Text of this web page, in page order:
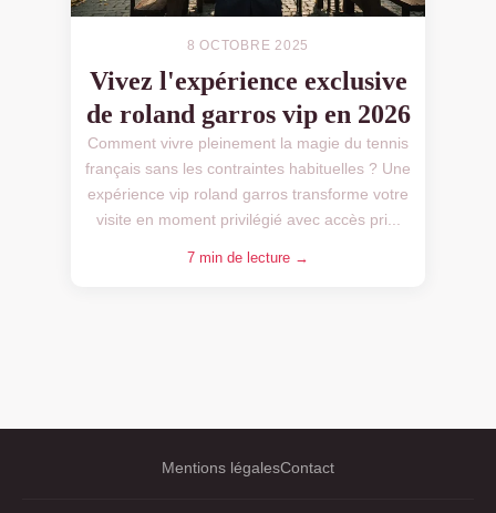
8 OCTOBRE 2025
Vivez l'expérience exclusive
de roland garros vip en 2026
Comment vivre pleinement la magie du tennis
français sans les contraintes habituelles ? Une
expérience vip roland garros transforme votre
visite en moment privilégié avec accès pri...
7 min de lecture →
Mentions légalesContact